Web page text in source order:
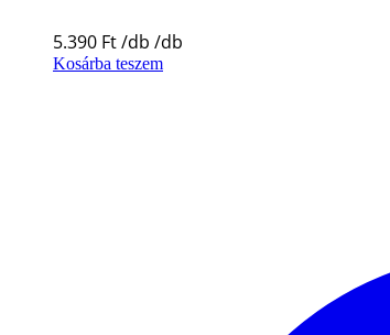
5.390 Ft
Kosárba teszem